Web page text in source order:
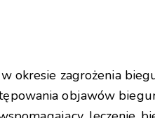
okresie zagrożenia
objawów